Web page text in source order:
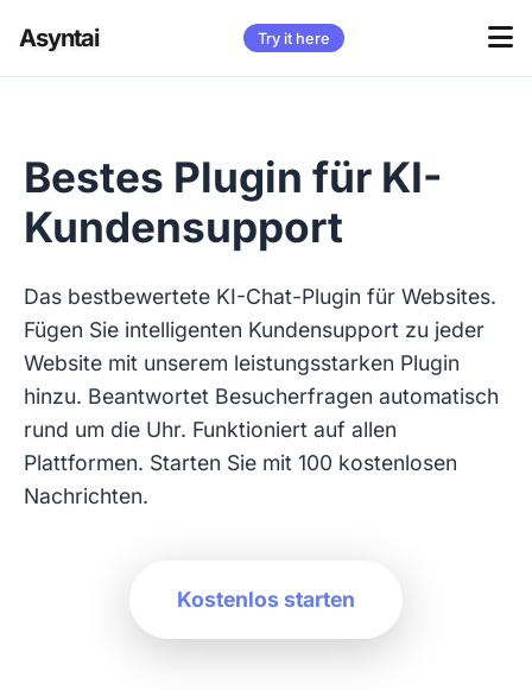
Asyntai Try it here
Bestes Plugin für KI-
Kundensupport
Das bestbewertete KI-Chat-Plugin für Websites.
Fügen Sie intelligenten Kundensupport zu jeder
Website mit unserem leistungsstarken Plugin
hinzu. Beantwortet Besucherfragen automatisch
rund um die Uhr. Funktioniert auf allen
Plattformen. Starten Sie mit 100 kostenlosen
Nachrichten.
Kostenlos starten